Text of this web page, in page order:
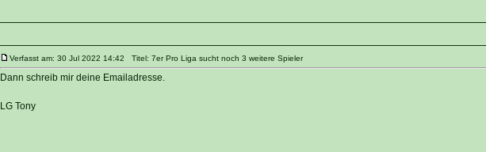
Verfasst am: 30 Jul 2022 14:42 Titel: 7er Pro Liga sucht noch 3 weitere Spieler
Dann schreib mir deine Emailadresse.
LG Tony